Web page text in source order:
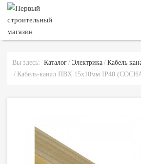
Вы здесь: Каталог Электрика
Кабель
Кабель-канал ПВХ 15х10мм